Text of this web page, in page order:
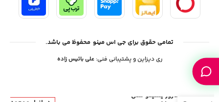
تمامی حقوق برای جی اس مینو محفوظ می باشد.
ری دیزاین و پشتیبانی فنی:علی بائیس زاده
ماساژور یسیدو مدل